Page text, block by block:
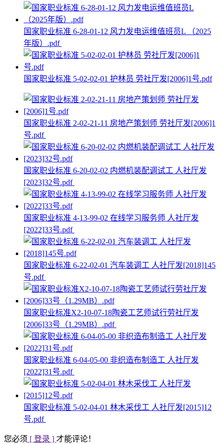
国家职业标准 6-28-01-12 风力发电运维值班员L （2025
年版）.pdf
国家职业标准 5-02-02-01 护林员 劳社厅发[2006]1号.pdf
国家职业标准 2-02-21-11 房地产策划师 劳社厅发[2006]1
号.pdf
国家职业标准 6-20-02-02 内燃机装配调试工 人社厅发
[2023]32号.pdf
国家职业标准 4-13-99-02 在线学习服务师 人社厅发
[2022]33号.pdf
国家职业标准 6-22-02-01 汽车装调工 人社厅发[2018]145
号.pdf
国家职业标准X2-10-07-18陶瓷工艺师试行劳社厅发
[2006]33号（1.29MB）.pdf
国家职业标准 6-04-05-00 非织造布制造工 人社厅发
[2022]31号.pdf
国家职业标准 5-02-04-01 林木采伐工 人社厅发[2015]12
号.pdf
您必须 [ 登录 ] 才能评论！